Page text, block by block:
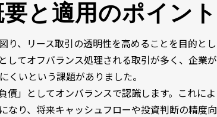
と適用のポイント
、リース取引の透明性を高めることを目的とし
してオフバランス処理される取引が多く、企業が
いという課題がありました。
」としてオンバランスで認識します。これによ
なり、将来キャッシュフローや投資判断の精度向